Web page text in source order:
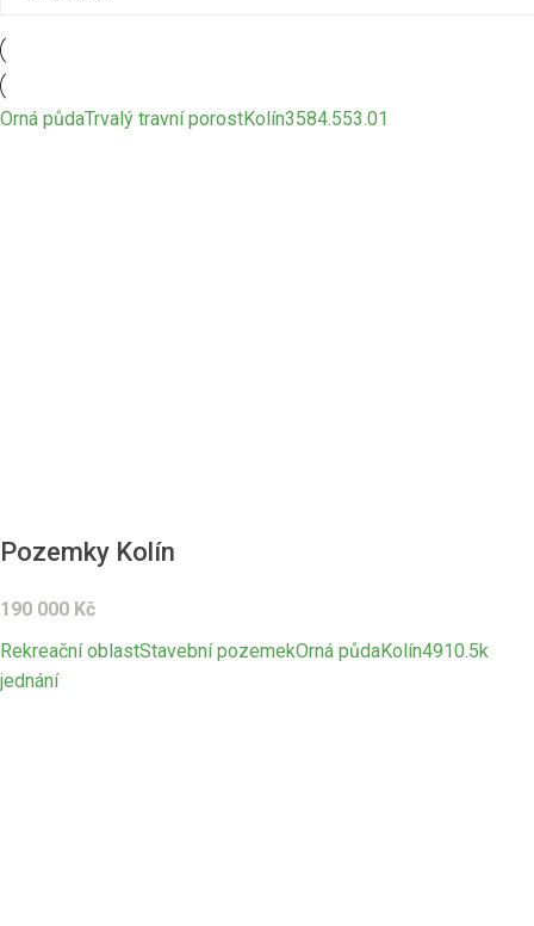
Orná půdaTrvalý travní porostKolín3584.553.01
Pozemky Kolín
190 000 Kč
Rekreační oblastStavební pozemekOrná půdaKolín4910.5k
jednání